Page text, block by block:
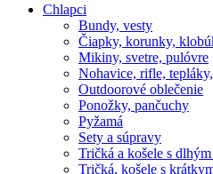
Chlapci
Bundy, vesty
Čiapky, korunky,
Mikiny, svetre, pulóvre
Nohavice, rifle,
Outdoorové oblečenie
Ponožky, pančuchy
Pyžamá
Sety a súpravy
Tričká a košele s
Tričká, košele s